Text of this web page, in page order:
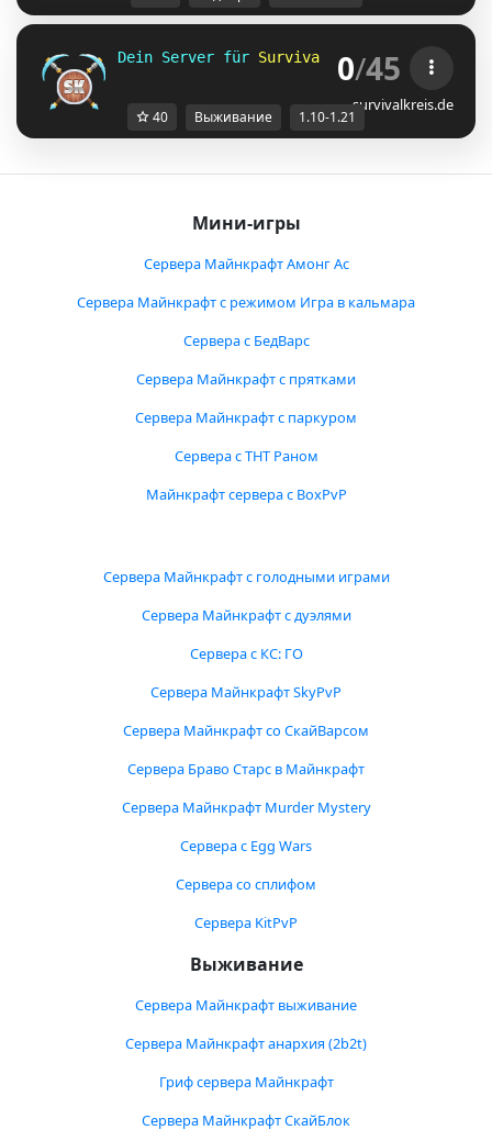
Dein Server für Survival und Skyblock
0/45
survivalkreis.de
40 Выживание 1.10-1.21
Мини-игры
Сервера Майнкрафт Амонг Ас
Сервера Майнкрафт с режимом Игра в кальмара
Сервера с БедВарс
Сервера Майнкрафт с прятками
Сервера Майнкрафт с паркуром
Сервера с ТНТ Раном
Майнкрафт сервера с BoxPvP
Сервера Майнкрафт с голодными играми
Сервера Майнкрафт с дуэлями
Сервера с КС: ГО
Сервера Майнкрафт SkyPvP
Сервера Майнкрафт со СкайВарсом
Сервера Браво Старс в Майнкрафт
Сервера Майнкрафт Murder Mystery
Сервера с Egg Wars
Сервера со сплифом
Сервера KitPvP
Выживание
Сервера Майнкрафт выживание
Сервера Майнкрафт анархия (2b2t)
Гриф сервера Майнкрафт
Сервера Майнкрафт СкайБлок